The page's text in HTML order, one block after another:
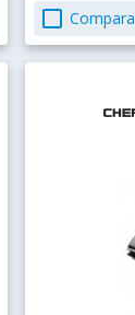
check_box_outline_blank